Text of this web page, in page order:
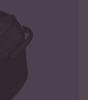
Reis
Stunden